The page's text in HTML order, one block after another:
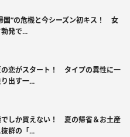
国”の危機と今シーズン初キス！ 女
発で...
恋がスタート！ タイプの異性に一
出す一...
しか買えない！ 夏の帰省＆お土産
群の「...